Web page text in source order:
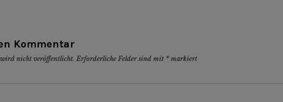
Kommentar
nicht veröffentlicht. Erforderliche Felder sind mit * markiert